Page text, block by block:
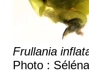
Frullania
Photo :